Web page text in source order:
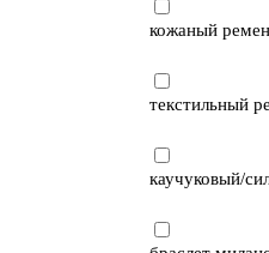
кожаный
текстильный
каучуковый/